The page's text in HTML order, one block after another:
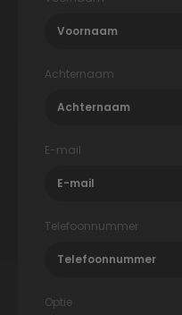
Achternaam
E-mail
Telefoonnummer
Optie